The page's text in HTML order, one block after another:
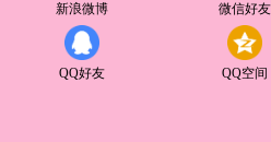
新浪微博 微信好友
QQ好友 QQ空间